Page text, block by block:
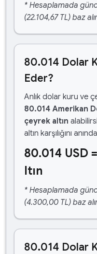
* Hesaplamada
(22.104,67 TL) baz
80.014 Dolar
Eder?
Anlık dolar kuru ve
80.014 Amerikan
çeyrek altın
altın karşılığını
80.014 USD
ltın
* Hesaplamada
(4.300,00 TL) baz
80.014 Dolar